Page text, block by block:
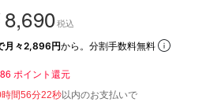
8,690税込
月々2,896円から。分割手数料無料
86 ポイント還元
間56分21秒以内のお支払いで